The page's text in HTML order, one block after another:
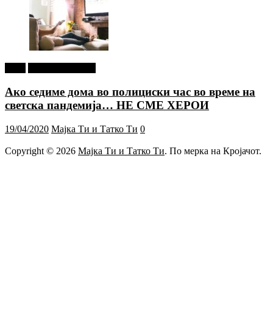
Ако седиме дома во полициски час во време на
светска пандемија… НЕ СМЕ ХЕРОИ
19/04/2020 Мајка Ти и Татко Ти 0
Copyright © 2026 Мајка Ти и Татко Ти. По мерка на Кројачот.